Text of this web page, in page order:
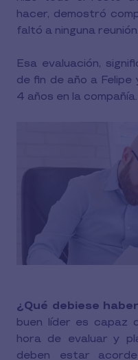
hacer, demostró
faltó a ninguna reunión.
Esa evaluación,
de fin de año a Felipe
4 años en la compañía.
¿Qué debiese
buen líder es capaz
hora de evaluar y
deben estar